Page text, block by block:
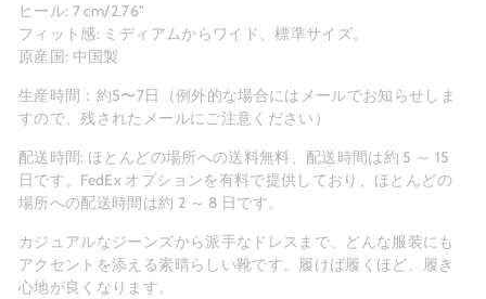
ヒール: 7 cm/2.76"
フィット感: ミディアムからワイド、標準サイズ。
原産国: 中国製
生産時間：約5〜7日（例外的な場合にはメールでお知らせしま
すので、残されたメールにご注意ください）
配送時間: ほとんどの場所への送料無料、配送時間は約 5 ～ 15
日です。FedEx オプションを有料で提供しており、ほとんどの
場所への配送時間は約 2 ～ 8 日です。
カジュアルなジーンズから派手なドレスまで、どんな服装にも
アクセントを添える素晴らしい靴です。履けば履くほど、履き
心地が良くなります。